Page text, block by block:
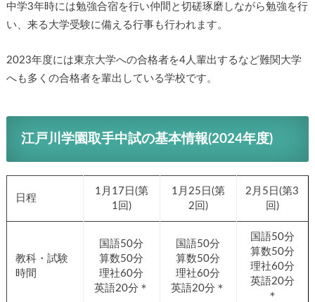
中学3年時には勉強合宿を行い仲間と切磋琢磨しながら勉強を行
い、来る大学受験に備える行事も行われます。
2023年度には東京大学への合格者を4人輩出するなど難関大学
へも多くの合格者を輩出している学校です。
江戸川学園取手中試の基本情報(2024年度)
日程
1月17日(第
1回)
1月25日(第
2回)
2月5日(第3
回)
教科・試験
時間
国語50分
算数50分
理社60分
英語20分＊
国語50分
算数50分
理社60分
英語20分＊
国語50分
算数50分
理社60分
英語20分
＊